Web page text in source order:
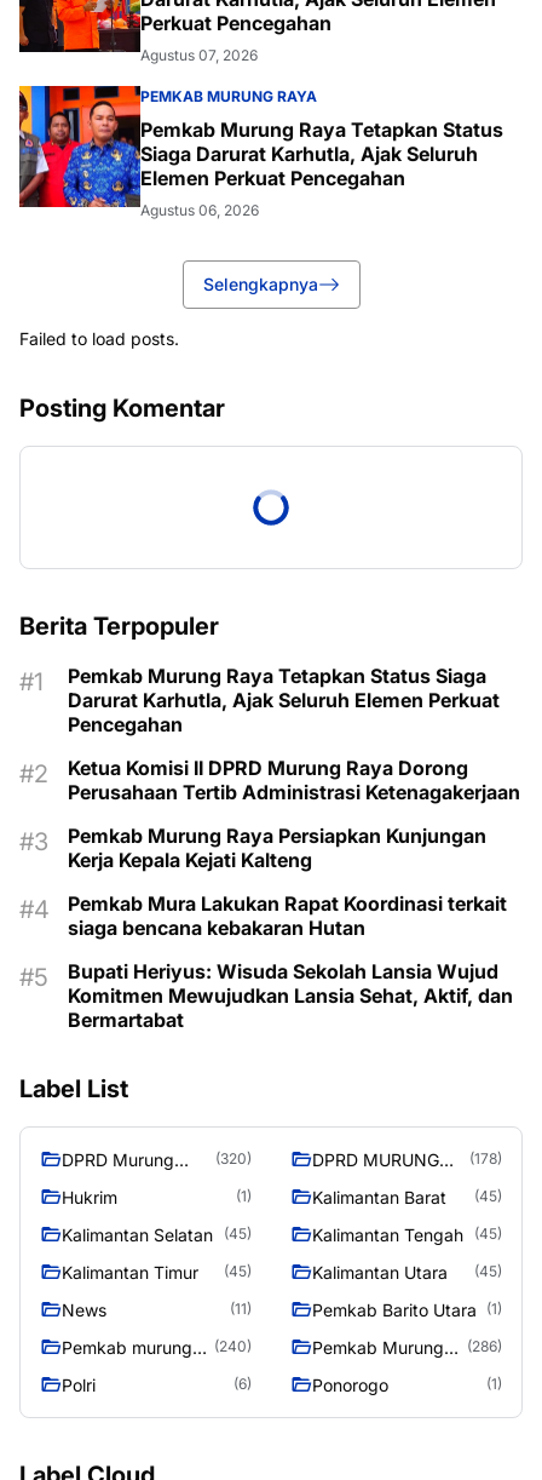
Perkuat Pencegahan
Agustus 07, 2026
PEMKAB MURUNG RAYA
Pemkab Murung Raya Tetapkan Status
Siaga Darurat Karhutla, Ajak Seluruh
Elemen Perkuat Pencegahan
Agustus 06, 2026
Selengkapnya
Failed to load posts.
Posting Komentar
Berita Terpopuler
Pemkab Murung Raya Tetapkan Status Siaga
Darurat Karhutla, Ajak Seluruh Elemen Perkuat
Pencegahan
Ketua Komisi II DPRD Murung Raya Dorong
Perusahaan Tertib Administrasi Ketenagakerjaan
Pemkab Murung Raya Persiapkan Kunjungan
Kerja Kepala Kejati Kalteng
Pemkab Mura Lakukan Rapat Koordinasi terkait
siaga bencana kebakaran Hutan
Bupati Heriyus: Wisuda Sekolah Lansia Wujud
Komitmen Mewujudkan Lansia Sehat, Aktif, dan
Bermartabat
Label List
DPRD Murung
(320)
DPRD MURUNG
(178)
Hukrim (1) Kalimantan Barat (45)
Kalimantan Selatan (45) Kalimantan Tengah (45)
Kalimantan Timur (45) Kalimantan Utara (45)
News (11) Pemkab Barito Utara (1)
Pemkab murung
(240)
Pemkab Murung
(286)
Polri (6) Ponorogo (1)